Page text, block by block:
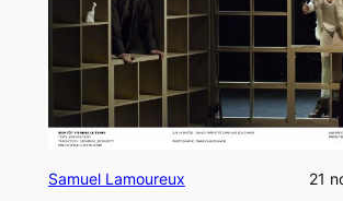
Samuel Lamoureux 21